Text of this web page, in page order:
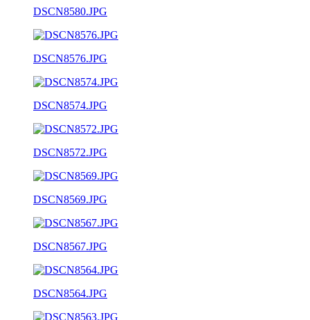
DSCN8580.JPG
DSCN8576.JPG
DSCN8574.JPG
DSCN8572.JPG
DSCN8569.JPG
DSCN8567.JPG
DSCN8564.JPG